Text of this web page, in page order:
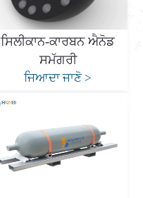
ਸਿਲੀਕਾਨ-ਕਾਰਬਨ ਐਨੋਡ
ਸਮੱਗਰੀ
ਜਿਆਦਾ ਜਾਣੋ>